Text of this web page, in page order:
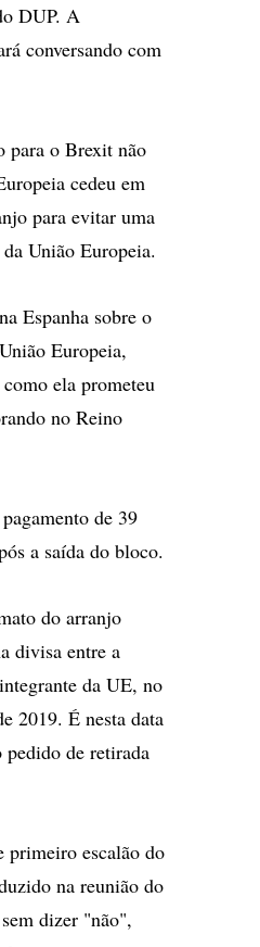
DUP. A
conversando com
para o Brexit não
cedeu em
para evitar uma
União Europeia.
Espanha sobre o
Europeia,
ela prometeu
no Reino
de 39
a saída do bloco.
do arranjo
divisa entre a
da UE, no
2019. É nesta data
de retirada
primeiro escalão do
na reunião do
dizer "não",